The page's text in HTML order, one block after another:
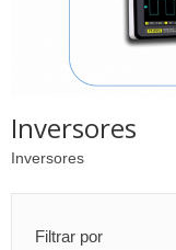
Inversores
Inversores
Filtrar por